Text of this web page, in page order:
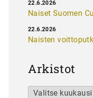
Naiset Suomen
22.6.2026
Naisten
22.6.2026
Arkistot
Arkistot